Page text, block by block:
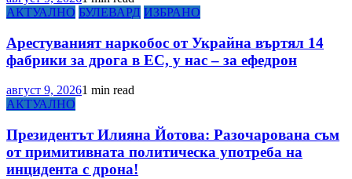
АКТУАЛНО БУЛЕВАРД ИЗБРАНО
Арестуваният наркобос от Украйна въртял 14
фабрики за дрога в ЕС, у нас – за ефедрон
август 9, 20261 min read
АКТУАЛНО
Президентът Илияна Йотова: Разочарована съм
от примитивната политическа употреба на
инцидента с дрона!